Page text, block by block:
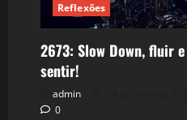
Reflexões
2673: Slow Down, fluir e
sentir!
admin
0